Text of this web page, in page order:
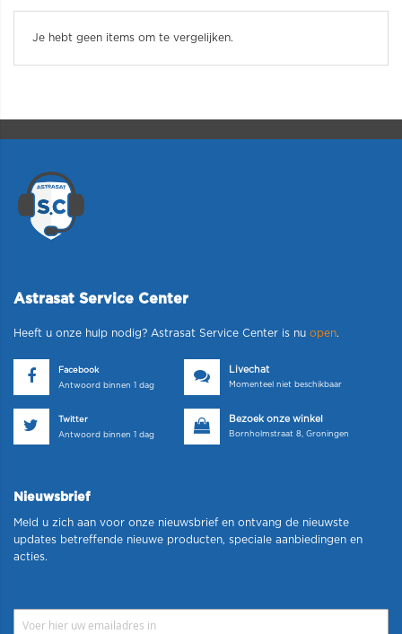
Je hebt geen items om te vergelijken.
Astrasat Service Center
Heeft u onze hulp nodig? Astrasat Service Center is nu open.
Facebook
Antwoord binnen 1 dag
Livechat
Momenteel niet beschikbaar
Twitter
Antwoord binnen 1 dag
Bezoek onze winkel
Bornholmstraat 8, Groningen
Nieuwsbrief
Meld u zich aan voor onze nieuwsbrief en ontvang de nieuwste
updates betreffende nieuwe producten, speciale aanbiedingen en
acties.